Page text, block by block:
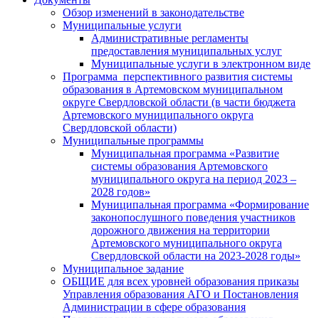
Обзор изменений в законодательстве
Муниципальные услуги
Административные регламенты
предоставления муниципальных услуг
Муниципальные услуги в электронном виде
Программа перспективного развития системы
образования в Артемовском муниципальном
округе Свердловской области (в части бюджета
Артемовского муниципального округа
Свердловской области)
Муниципальные программы
Муниципальная программа «Развитие
системы образования Артемовского
муниципального округа на период 2023 –
2028 годов»
Муниципальная программа «Формирование
законопослушного поведения участников
дорожного движения на территории
Артемовского муниципального округа
Свердловской области на 2023-2028 годы»
Муниципальное задание
ОБЩИЕ для всех уровней образования приказы
Управления образования АГО и Постановления
Администрации в сфере образования